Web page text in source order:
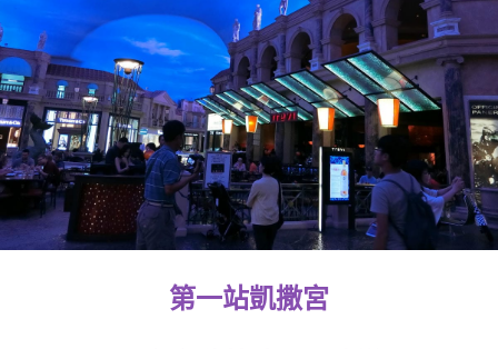
第一站凱撒宮